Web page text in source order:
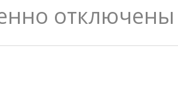
отключены